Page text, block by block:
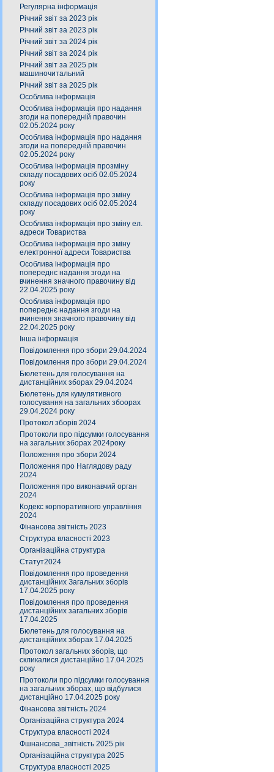
Регулярна інформація
Річний звіт за 2023 рік
Річний звіт за 2023 рік
Річний звіт за 2024 рік
Річний звіт за 2024 рік
Річний звіт за 2025 рік
машиночитальний
Річний звіт за 2025 рік
Особлива інформація
Особлива інформація про надання
згоди на попередній правочин
02.05.2024 року
Особлива інформація про надання
згоди на попередній правочин
02.05.2024 року
Особлива інформація прозміну
складу посадових осіб 02.05.2024
року
Особлива інформація про зміну
складу посадових осіб 02.05.2024
року
Особлива інформація про зміну ел.
адреси Товариства
Особлива інформація про зміну
електронної адреси Товариства
Особлива інформація про
попереднє надання згоди на
вчинення значного правочину від
22.04.2025 року
Особлива інформація про
попереднє надання згоди на
вчинення значного правочину від
22.04.2025 року
Інша інформація
Повідомлення про збори 29.04.2024
Повідомлення про збори 29.04.2024
Бюлетень для голосування на
дистанційних зборах 29.04.2024
Бюлетень для кумулятивного
голосування на загальних збоорах
29.04.2024 року
Протокол зборів 2024
Протоколи про підсумки голосування
на загальних зборах 2024року
Положення про збори 2024
Положення про Наглядову раду
2024
Положення про виконавчий орган
2024
Кодекс корпоративного управління
2024
Фінансова звітність 2023
Структура власності 2023
Організаційна структура
Статут2024
Повідомлення про проведення
дистанційних Загальних зборів
17.04.2025 року
Повідомлення про проведення
дистанційних загальних зборів
17.04.2025
Бюлетень для голосування на
дистанційних зборах 17.04.2025
Протокол загальних зборів, що
скликалися дистанційно 17.04.2025
року
Протоколи про підсумки голосування
на загальних зборах, що відбулися
дистанційно 17.04.2025 року
Фінансова звітність 2024
Організаційна структура 2024
Структура власності 2024
Фшнансова_звітність 2025 рік
Організаційна структура 2025
Структура власності 2025